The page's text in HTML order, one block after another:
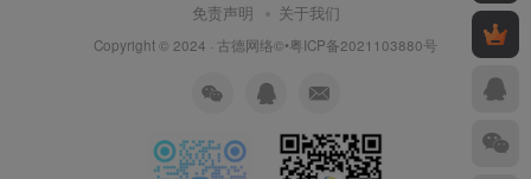
免责声明 关于我们
Copyright © 2024 · 古德网络©•粤ICP备2021103880号